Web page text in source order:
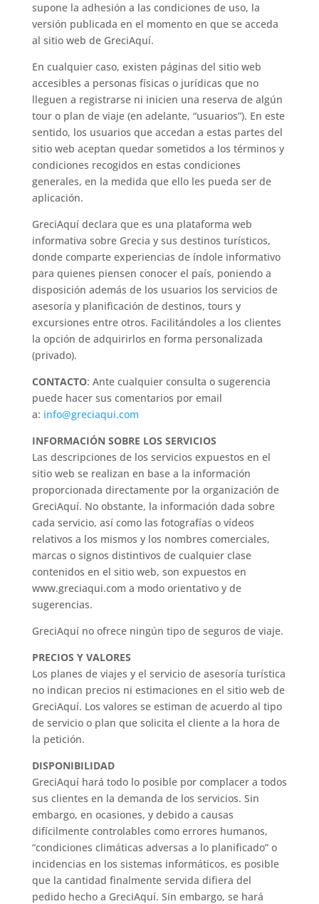
supone la adhesión a las condiciones de uso, la
versión publicada en el momento en que se acceda
al sitio web de GreciAquí.
En cualquier caso, existen páginas del sitio web
accesibles a personas físicas o jurídicas que no
lleguen a registrarse ni inicien una reserva de algún
tour o plan de viaje (en adelante, “usuarios”). En este
sentido, los usuarios que accedan a estas partes del
sitio web aceptan quedar sometidos a los términos y
condiciones recogidos en estas condiciones
generales, en la medida que ello les pueda ser de
aplicación.
GreciAquí declara que es una plataforma web
informativa sobre Grecia y sus destinos turísticos,
donde comparte experiencias de índole informativo
para quienes piensen conocer el país, poniendo a
disposición además de los usuarios los servicios de
asesoría y planificación de destinos, tours y
excursiones entre otros. Facilitándoles a los clientes
la opción de adquirirlos en forma personalizada
(privado).
CONTACTO: Ante cualquier consulta o sugerencia
puede hacer sus comentarios por email
a: info@greciaqui.com
INFORMACIÓN SOBRE LOS SERVICIOS
Las descripciones de los servicios expuestos en el
sitio web se realizan en base a la información
proporcionada directamente por la organización de
GreciAquí. No obstante, la información dada sobre
cada servicio, así como las fotografías o vídeos
relativos a los mismos y los nombres comerciales,
marcas o signos distintivos de cualquier clase
contenidos en el sitio web, son expuestos en
www.greciaqui.com a modo orientativo y de
sugerencias.
GreciAquí no ofrece ningún tipo de seguros de viaje.
PRECIOS Y VALORES
Los planes de viajes y el servicio de asesoría turística
no indican precios ni estimaciones en el sitio web de
GreciAquí. Los valores se estiman de acuerdo al tipo
de servicio o plan que solicita el cliente a la hora de
la petición.
DISPONIBILIDAD
GreciAquí hará todo lo posible por complacer a todos
sus clientes en la demanda de los servicios. Sin
embargo, en ocasiones, y debido a causas
difícilmente controlables como errores humanos,
“condiciones climáticas adversas a lo planificado” o
incidencias en los sistemas informáticos, es posible
que la cantidad finalmente servida difiera del
pedido hecho a GreciAquí. Sin embargo, se hará